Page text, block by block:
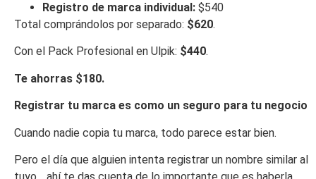
Registro de marca individual: $540
Total comprándolos por separado: $620.
Con el Pack Profesional en Ulpik: $440.
Te ahorras $180.
Registrar tu marca es como un seguro para tu negocio
Cuando nadie copia tu marca, todo parece estar bien.
Pero el día que alguien intenta registrar un nombre similar al